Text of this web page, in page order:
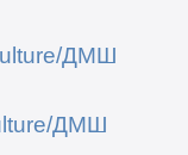
ДМШ
ДМШ